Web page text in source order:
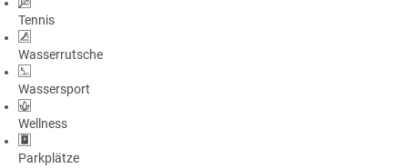
Tennis
Wasserrutsche
Wassersport
Wellness
Parkplätze